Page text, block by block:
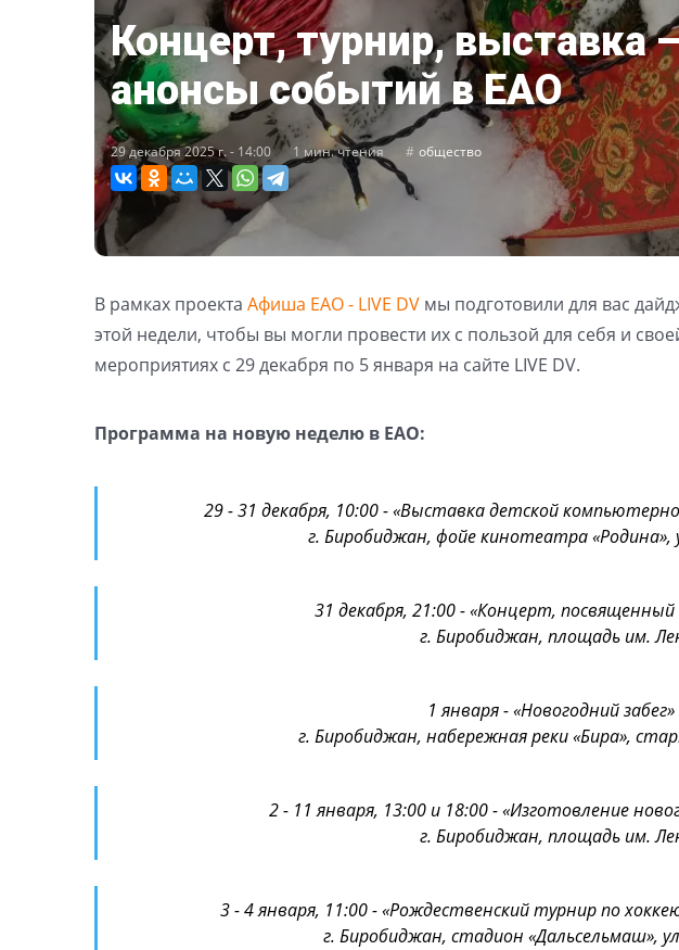
Концерт, турнир, выставка
анонсы событий в ЕАО
29 декабря 2025 г. - 14:00 1 мин. чтения общество
В рамках проекта Афиша ЕАО - LIVE DV мы подготовили для вас
этой недели, чтобы вы могли провести их с пользой для себя и
мероприятиях с 29 декабря по 5 января на сайте LIVE DV.
Программа на новую неделю в ЕАО:
29 - 31 декабря, 10:00 - «Выставка детской
г. Биробиджан, фойе кинотеатра «Родина»,
31 декабря, 21:00 - «Концерт, посвященный
г. Биробиджан, площадь им.
1 января - «Новогодний забег»
г. Биробиджан, набережная реки «Бира»,
2 - 11 января, 13:00 и 18:00 - «Изготовление
г. Биробиджан, площадь им.
3 - 4 января, 11:00 - «Рождественский турнир по
г. Биробиджан, стадион «Дальсельмаш»,